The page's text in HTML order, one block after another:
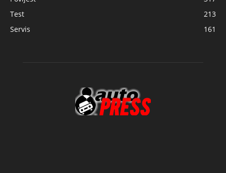
Test
213
Servis
161